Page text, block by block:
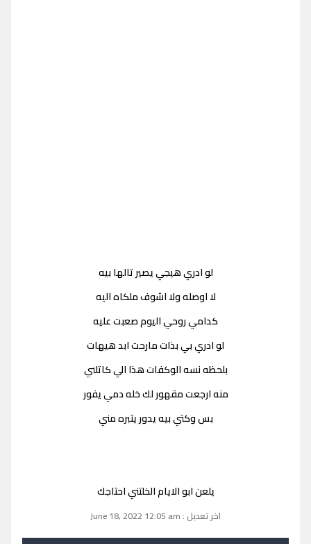
لو ادري هيجي يصير تالها بيه
لا اوصله ولا اشوف ملكاه اليه
كدامي روحي اليوم صعبت عليه
لو ادري بي بذات مارحت ابد هيهات
بلحظه نسه الوكفات هذا الي كاتلني
منه ارجعت مقهور لك خله دمي يفور
بس وكتي بيه يدور يتبره مني
يلعن ابو الايام الخلتني احتاجك
اخر تعديل : June 18, 2022 12:05 am